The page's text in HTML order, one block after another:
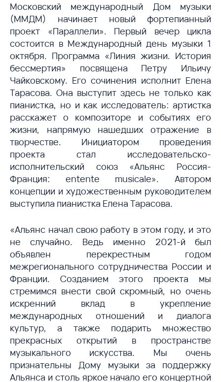
Московский международный Дом музыки
(ММДМ) начинает новый фортепианный
проект «Параллели». Первый вечер цикла
состоится в Международный день музыки 1
октября. Программа «Линия жизни. История
бессмертия» посвящена Петру Ильичу
Чайковскому. Его сочинения исполнит Елена
Тарасова. Она выступит здесь не только как
пианистка, но и как исследователь: артистка
расскажет о композиторе и событиях его
жизни, напрямую нашедших отражение в
творчестве. Инициатором проведения
проекта стал исследовательско-
исполнительский союз «Альянс Россия-
Франция: entente musicale». Автором
концепции и художественным руководителем
выступила пианистка Елена Тарасова.
«Альянс начал свою работу в этом году, и это
не случайно. Ведь именно 2021-й был
объявлен перекрестным годом
межрегионального сотрудничества России и
Франции. Созданием этого проекта мы
стремимся внести свой скромный, но очень
искренний вклад в укрепление
международных отношений и диалога
культур, а также подарить множество
прекрасных открытий в пространстве
музыкального искусства. Мы очень
признательны Дому музыки за поддержку
Альянса и столь яркое начало его концертной